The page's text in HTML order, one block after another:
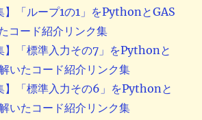
】「ループ1の1」をPythonとGAS
コード紹介リンク集
】「標準入力その7」をPythonと
いたコード紹介リンク集
】「標準入力その6」をPythonと
いたコード紹介リンク集